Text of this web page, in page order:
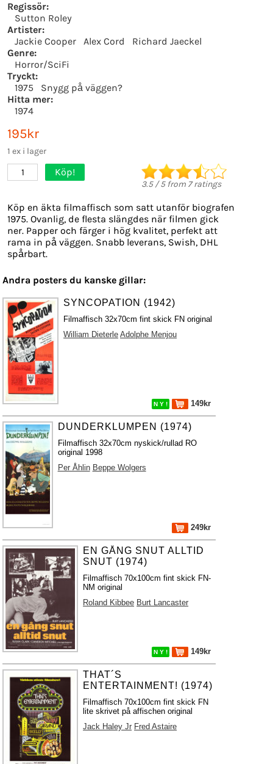
Regissör:
Sutton Roley
Artister:
Jackie Cooper
Alex Cord
Richard Jaeckel
Genre:
Horror/SciFi
Tryckt:
1975
Snygg på väggen?
Hitta mer:
1974
195kr
1 ex i lager
1 Köp!
3.5/5from 7ratings
Köp en äkta filmaffisch som satt utanför biografen
1975. Ovanlig, de flesta slängdes när filmen gick
ner. Papper och färger i hög kvalitet, perfekt att
rama in på väggen. Snabb leverans, Swish, DHL
spårbart.
Andra posters du kanske gillar:
SYNCOPATION (1942)
Filmaffisch 32x70cm fint skick FN original
William Dieterle Adolphe Menjou
N Y ! 149kr
DUNDERKLUMPEN (1974)
Filmaffisch 32x70cm nyskick/rullad RO
original 1998
Per Åhlin Beppe Wolgers
249kr
EN GÅNG SNUT ALLTID
SNUT (1974)
Filmaffisch 70x100cm fint skick FN-
NM original
Roland Kibbee Burt Lancaster
N Y ! 149kr
THAT´S
ENTERTAINMENT! (1974)
Filmaffisch 70x100cm fint skick FN
lite skrivet på affischen original
Jack Haley Jr Fred Astaire